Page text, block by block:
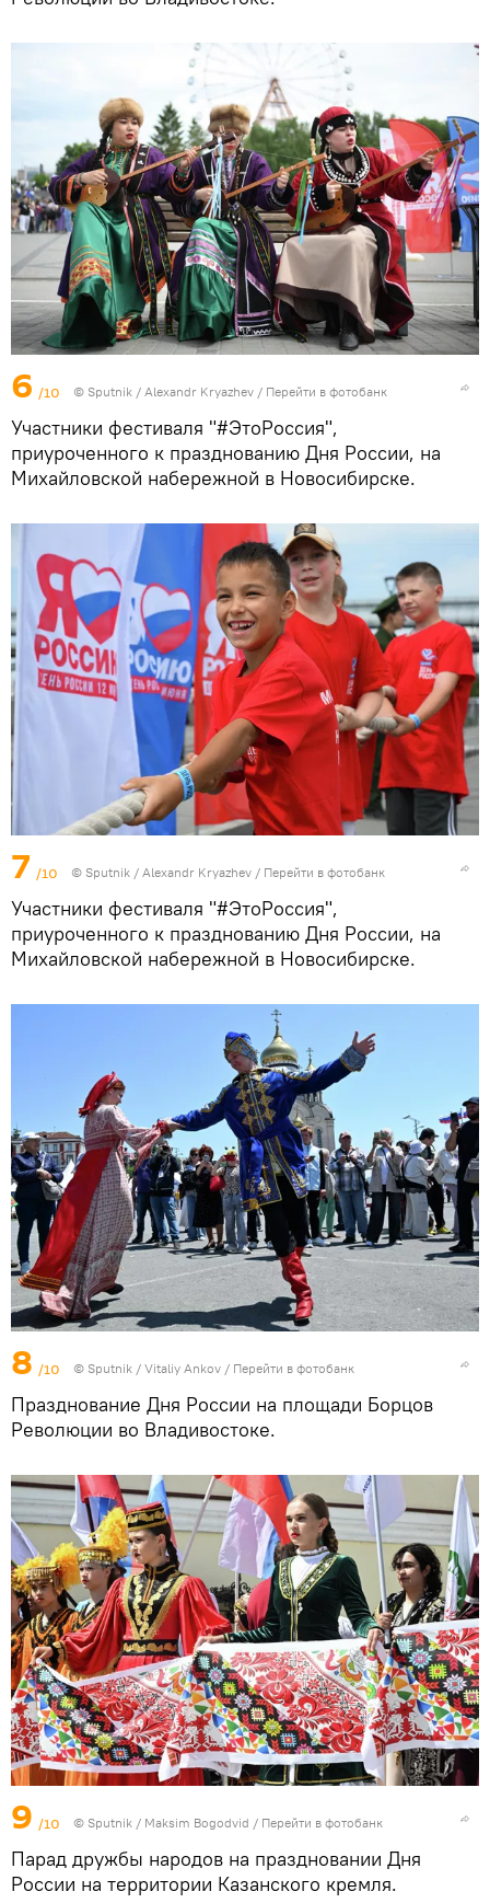
6 /10 © Sputnik / Alexandr Kryazhev / Перейти в фотобанк
Участники фестиваля "#ЭтоРоссия",
приуроченного к празднованию Дня России, на
Михайловской набережной в Новосибирске.
7 /10 © Sputnik / Alexandr Kryazhev / Перейти в фотобанк
Участники фестиваля "#ЭтоРоссия",
приуроченного к празднованию Дня России, на
Михайловской набережной в Новосибирске.
8 /10 © Sputnik / Vitaliy Ankov / Перейти в фотобанк
Празднование Дня России на площади Борцов
Революции во Владивостоке.
9 /10 © Sputnik / Maksim Bogodvid / Перейти в фотобанк
Парад дружбы народов на праздновании Дня
России на территории Казанского кремля.